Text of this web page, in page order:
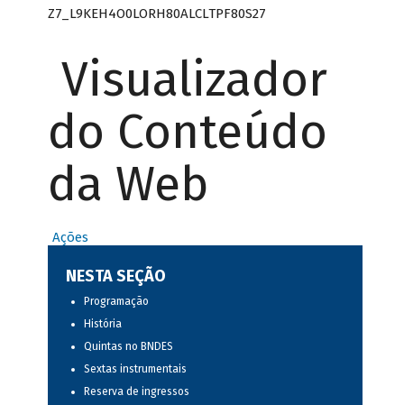
Z7_L9KEH4O0LORH80ALCLTPF80S27
Visualizador
do Conteúdo
da Web
Ações
NESTA SEÇÃO
Programação
História
Quintas no BNDES
Sextas instrumentais
Reserva de ingressos